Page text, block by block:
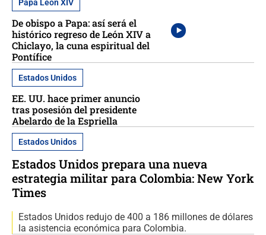
Papa León XIV
De obispo a Papa: así será el
histórico regreso de León XIV a
Chiclayo, la cuna espiritual del
Pontífice
Estados Unidos
EE. UU. hace primer anuncio
tras posesión del presidente
Abelardo de la Espriella
Estados Unidos
Estados Unidos prepara una nueva
estrategia militar para Colombia: New York
Times
Estados Unidos redujo de 400 a 186 millones de dólares
la asistencia económica para Colombia.